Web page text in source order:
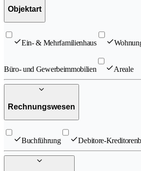
Objektart
Ein- & Mehrfamilienhaus
Büro- und Gewerbeimmobilien Areale
Rechnungswesen
Buchführung Debitore-